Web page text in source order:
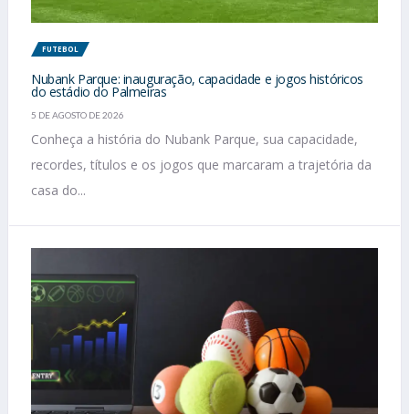
FUTEBOL
Nubank Parque: inauguração, capacidade e jogos históricos
do estádio do Palmeiras
5 DE AGOSTO DE 2026
Conheça a história do Nubank Parque, sua capacidade,
recordes, títulos e os jogos que marcaram a trajetória da
casa do...